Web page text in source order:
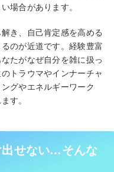
場合があります。
き、自己肯定感を高める
のが近道です。経験豊富
たがなぜ自分を雑に扱っ
トラウマやインナーチャ
グやエネルギーワーク
す。
出せない…そんな